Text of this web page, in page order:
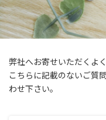
弊社へお寄せいただくよ
こちらに記載のないご質
わせ下さい。